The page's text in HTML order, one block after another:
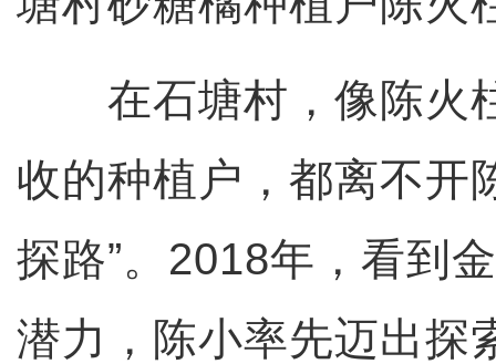
在石塘村，像陈火
收的种植户，都离不开
探路”。2018年，看到
潜力，陈小率先迈出探